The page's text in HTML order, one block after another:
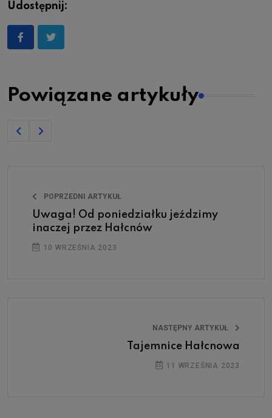
Udostępnij:
Powiązane artykuły
POPRZEDNI ARTYKUŁ
Uwaga! Od poniedziałku jeździmy
inaczej przez Hałcnów
10 WRZEŚNIA 2023
NASTĘPNY ARTYKUŁ
Tajemnice Hałcnowa
11 WRZEŚNIA 2023